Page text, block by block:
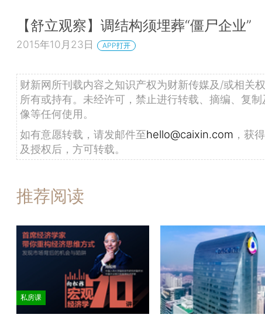
【舒立观察】调结构须埋葬“僵尸企业”
2015年10月23日 APP打开
财新网所刊载内容之知识产权为财新传媒及/或相关
所有或持有。未经许可，禁止进行转载、摘编、复
像等任何使用。
如有意愿转载，请发邮件至hello@caixin.com ，获
及授权后，方可转载。
推荐阅读
私房课